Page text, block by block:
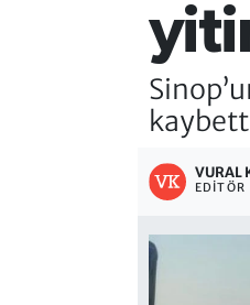
VURAL
EDITÖR